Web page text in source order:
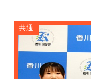
共通